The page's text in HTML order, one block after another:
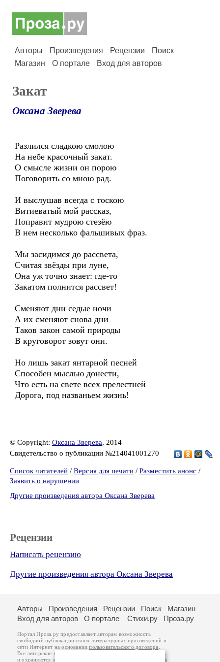
Авторы Произведения Рецензии
Поиск
Магазин
О портале Вход для авторов
Закат
Оксана Зверева
Разлился сладкою смолою
На небе красочный закат.
О смысле жизни он порою
Поговорить со мною рад.
И выслушав всегда с тоскою
Витиеватый мой рассказ,
Поправит мудрою стезёю
В нем несколько фальшивых фраз.
Мы засидимся до рассвета,
Считая звёзды при луне,
Она уж точно знает: где-то
Закатом полнится рассвет!
Сменяют дни седые ночи
А их сменяют снова дни
Таков закон самой природы
В круговорот зовут они.
Но лишь закат янтарной песней
Способен мыслью донести,
Что есть на свете всех прелестней
Дорога, под названьем жизнь!
© Copyright: Оксана Зверева, 2014
Свидетельство о публикации №214041001270
Список читателей / Версия для печати / Разместить анонс /
Заявить о нарушении
Другие произведения автора Оксана Зверева
Рецензии
Написать рецензию
Другие произведения автора Оксана Зверева
Авторы Произведения Рецензии Поиск
Магазин
Вход для авторов
О портале Стихи.ру Проза.ру
Портал Проза.ру предоставляет авторам возможность
свободной публикации своих литературных произведений в
сети Интернет на основаниипользовательского договора
Все авторские права на произведения принадлежат авторам
и охраняются законом . Перепечатка произведений возможна